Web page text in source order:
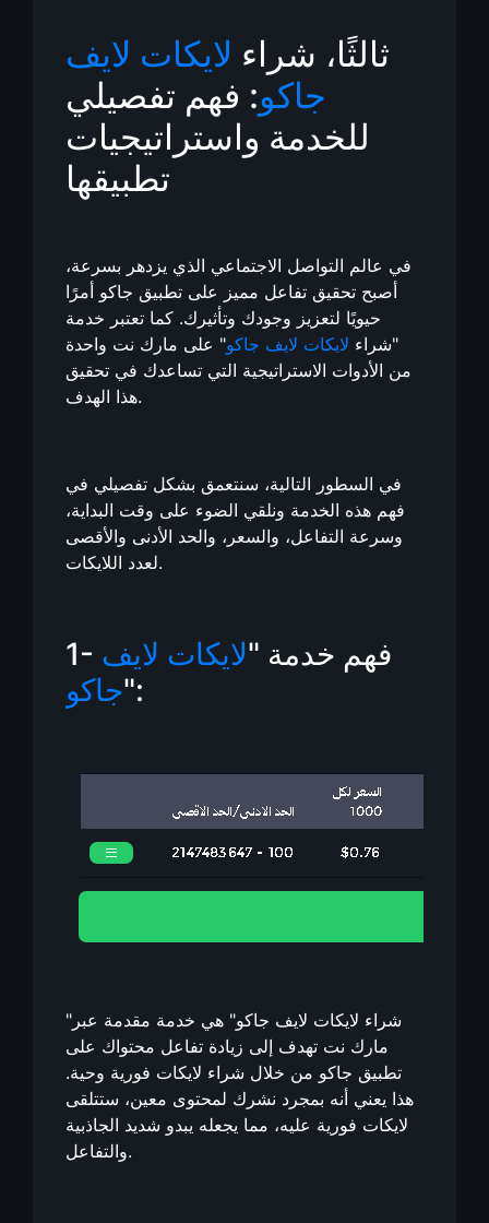
ثالثًا، شراء لايكات لايف
جاكو: فهم تفصيلي
للخدمة واستراتيجيات
تطبيقها
في عالم التواصل الاجتماعي الذي يزدهر بسرعة،
أصبح تحقيق تفاعل مميز على تطبيق جاكو أمرًا
حيويًا لتعزيز وجودك وتأثيرك. كما تعتبر خدمة
"شراء لايكات لايف جاكو" على مارك نت واحدة
من الأدوات الاستراتيجية التي تساعدك في تحقيق
هذا الهدف.
في السطور التالية، سنتعمق بشكل تفصيلي في
فهم هذه الخدمة ونلقي الضوء على وقت البداية،
وسرعة التفاعل، والسعر، والحد الأدنى والأقصى
لعدد اللايكات.
1- فهم خدمة "لايكات لايف
جاكو":
"شراء لايكات لايف جاكو" هي خدمة مقدمة عبر
مارك نت تهدف إلى زيادة تفاعل محتواك على
تطبيق جاكو من خلال شراء لايكات فورية وحية.
هذا يعني أنه بمجرد نشرك لمحتوى معين، ستتلقى
لايكات فورية عليه، مما يجعله يبدو شديد الجاذبية
والتفاعل.